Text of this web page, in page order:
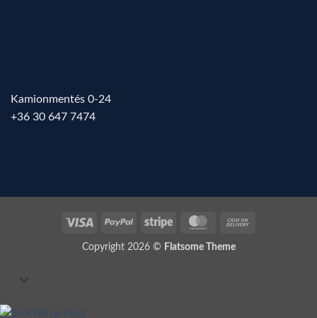
Kamionmentés 0-24
+36 30 647 7474
Visa PayPal Stripe MasterCard
Copyright 2026 © Flatsome Theme